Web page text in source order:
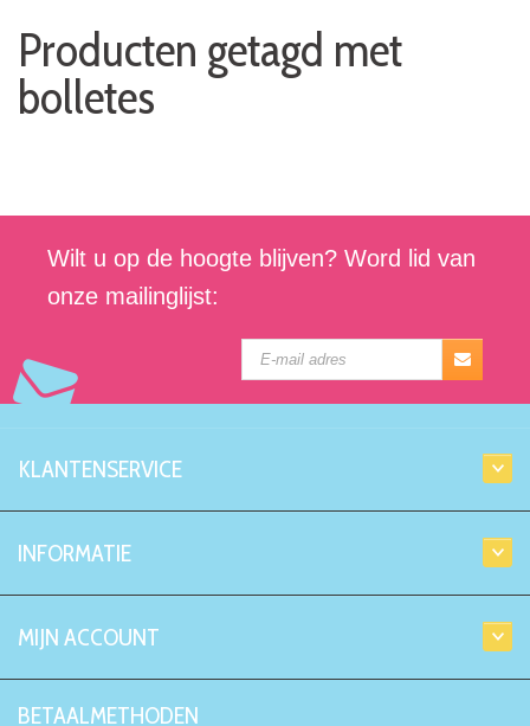
Producten getagd met
bolletes
Wilt u op de hoogte blijven? Word lid van
onze mailinglijst:
KLANTENSERVICE
INFORMATIE
MIJN ACCOUNT
BETAALMETHODEN